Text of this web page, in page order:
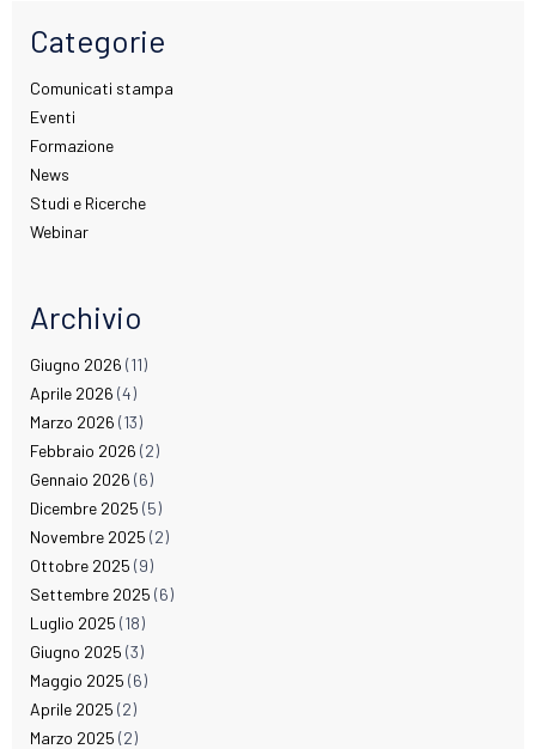
Categorie
Comunicati stampa
Eventi
Formazione
News
Studi e Ricerche
Webinar
Archivio
Giugno 2026 (11)
Aprile 2026 (4)
Marzo 2026 (13)
Febbraio 2026 (2)
Gennaio 2026 (6)
Dicembre 2025 (5)
Novembre 2025 (2)
Ottobre 2025 (9)
Settembre 2025 (6)
Luglio 2025 (18)
Giugno 2025 (3)
Maggio 2025 (6)
Aprile 2025 (2)
Marzo 2025 (2)